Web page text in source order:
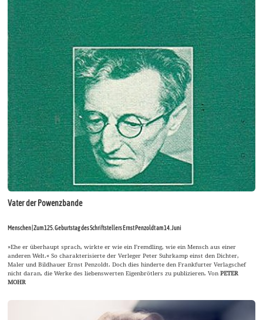
Vater der Powenzbande
Menschen | Zum 125. Geburtstag des Schriftstellers Ernst Penzoldt am 14. Juni
»Ehe er überhaupt sprach, wirkte er wie ein Fremdling, wie ein Mensch aus einer
anderen Welt.« So charakterisierte der Verleger Peter Suhrkamp einst den Dichter,
Maler und Bildhauer Ernst Penzoldt. Doch dies hinderte den Frankfurter Verlagschef
nicht daran, die Werke des liebenswerten Eigenbrötlers zu publizieren. VonPETER
MOHR